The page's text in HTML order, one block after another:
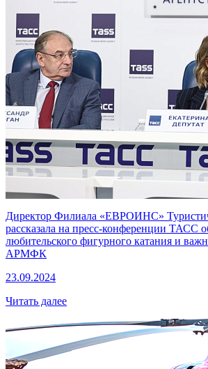
Директор Филиала «ЕВРОИНС»
рассказала на пресс-конференции ТАСС
любительского фигурного катания и
АРМФК
23.09.2024
Читать далее